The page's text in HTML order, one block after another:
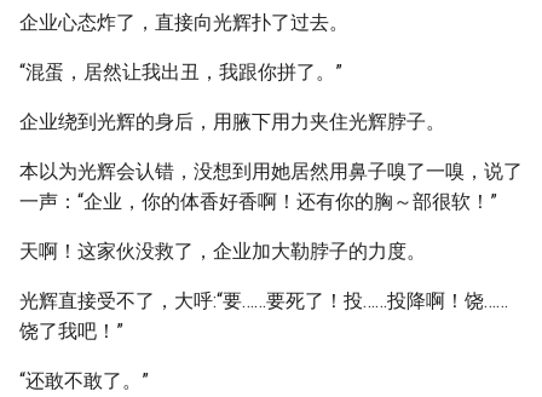
企业心态炸了，直接向光辉扑了过去。
“混蛋，居然让我出丑，我跟你拼了。”
企业绕到光辉的身后，用腋下用力夹住光辉脖子。
本以为光辉会认错，没想到用她居然用鼻子嗅了一嗅，说了
一声：“企业，你的体香好香啊！还有你的胸～部很软！”
天啊！这家伙没救了，企业加大勒脖子的力度。
光辉直接受不了，大呼:“要……要死了！投……投降啊！饶……
饶了我吧！”
“还敢不敢了。”